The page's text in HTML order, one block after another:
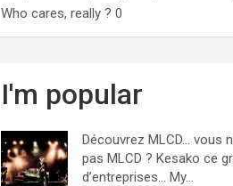
Who cares, really ? 0
I'm popular
Découvrez MLCD… vous
pas MLCD ? Kesako ce
d’entreprises… My...